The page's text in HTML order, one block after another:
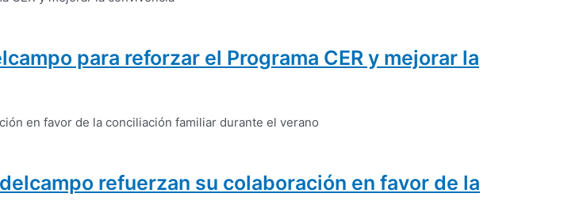
para reforzar el Programa CER y mejorar la
refuerzan su colaboración en favor de la